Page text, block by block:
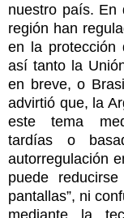
nuestro país. En
región han
en la protección
así tanto la
en breve, o
advirtió que, la
este tema
tardías o
autorregulación
puede
pantallas”, ni
mediante la